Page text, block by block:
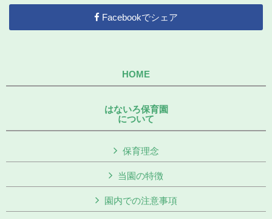
Facebookでシェア
HOME
はないろ保育園
について
保育理念
当園の特徴
園内での注意事項